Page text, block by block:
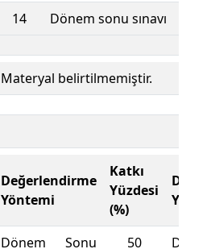
14
Dönem sonu sınavı
Materyal belirtilmemiştir.
Değerlendirme
Yöntemi
Katkı
Yüzdesi
(%)
Dönem Sonu 50